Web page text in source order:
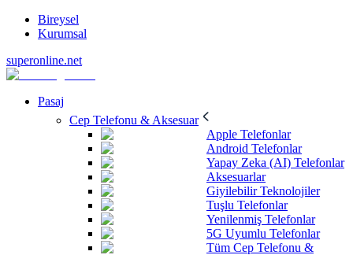
Bireysel
Kurumsal
superonline.net
Pasaj
Cep Telefonu & Aksesuar
Apple Telefonlar
Android Telefonlar
Yapay Zeka (AI) Telefonlar
Aksesuarlar
Giyilebilir Teknolojiler
Tuşlu Telefonlar
Yenilenmiş Telefonlar
5G Uyumlu Telefonlar
Tüm Cep Telefonu &